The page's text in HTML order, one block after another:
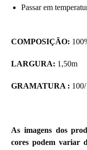
Passar em
COMPOSIÇÃO:
LARGURA: 1,50m
GRAMATURA :
As imagens dos
cores podem variar